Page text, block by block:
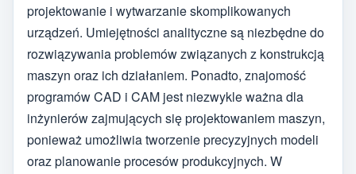
projektowanie i wytwarzanie skomplikowanych
urządzeń. Umiejętności analityczne są niezbędne do
rozwiązywania problemów związanych z konstrukcją
maszyn oraz ich działaniem. Ponadto, znajomość
programów CAD i CAM jest niezwykle ważna dla
inżynierów zajmujących się projektowaniem maszyn,
ponieważ umożliwia tworzenie precyzyjnych modeli
oraz planowanie procesów produkcyjnych. W